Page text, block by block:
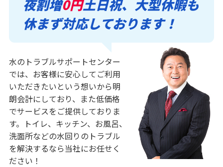
夜割増0円土日祝、大型休暇も
休まず対応しております！
水のトラブルサポートセンター
では、お客様に安心してご利用
いただきたいという想いから明
朗会計にしており、また低価格
でサービスをご提供しておりま
す。トイレ、キッチン、お風呂、
洗面所などの水回りのトラブル
を解決するなら当社にお任せく
ださい！